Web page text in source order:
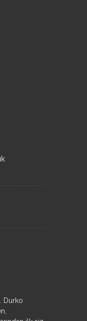
Durko